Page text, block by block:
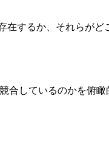
在するか、それらが
合しているのかを俯